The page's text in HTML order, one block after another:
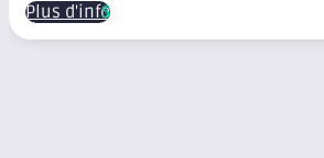
Plus d'infos